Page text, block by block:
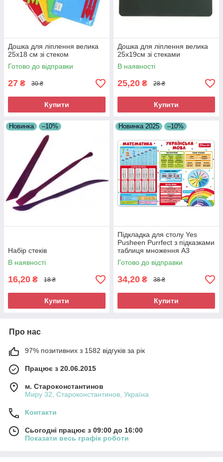
Дошка для ліплення велика
25х18 см зі стеком
Готово до відправки
27 ₴ 30 ₴
Купити
Дошка для ліплення велика
25х19см зі стеками
В наявності
25,20 ₴ 28 ₴
Купити
Новинка –10%
Набір стеків
В наявності
16,20 ₴ 18 ₴
Купити
Новинка 2025 –10%
Підкладка для столу Yes
Pusheen Purrfect з підказками
таблиця множення А3
492256
Готово до відправки
34,20 ₴ 38 ₴
Купити
Про нас
97% позитивних з 1582 відгуків за рік
Працює з 20.06.2015
м. Староконстантинов
Миру 32, Староконстантинов, Україна
Контакти
Сьогодні працює з 09:00 до 16:00
Показати весь графік роботи